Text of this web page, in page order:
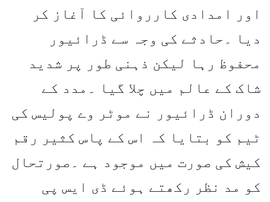
اور امدادی کارروائی کا آغاز کر
دیا ۔حادثے کی وجہ سے ڈرائیور
محفوظ رہا لیکن ذہنی طور پر شدید
شاک کے عالم میں چلا گیا ۔مدد کے
دوران ڈرائیور نے موٹر وے پولیس کی
ٹیم کو بتایا کہ اس کے پاس کثیر رقم
کیش کی صورت میں موجود ہے ۔صورتحال
کو مد نظر رکھتے ہوئے ڈی ایس پی